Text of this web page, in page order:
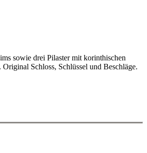
sowie drei Pilaster mit korinthischen
Schloss, Schlüssel und Beschläge.